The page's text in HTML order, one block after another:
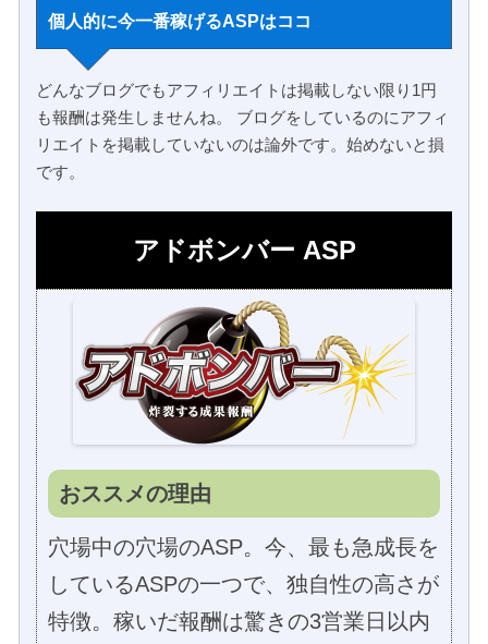
個人的に今一番稼げるASPはココ
どんなブログでもアフィリエイトは掲載しない限り1円
も報酬は発生しませんね。 ブログをしているのにアフィ
リエイトを掲載していないのは論外です。始めないと損
です。
アドボンバー ASP
おススメの理由
穴場中の穴場のASP。今、最も急成長を
しているASPの一つで、独自性の高さが
特徴。稼いだ報酬は驚きの3営業日以内